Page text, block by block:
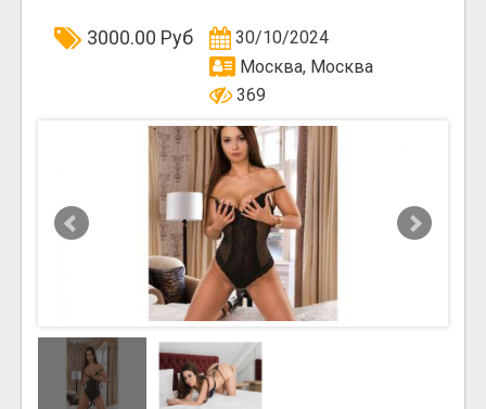
3000.00 Руб
30/10/2024
Москва, Москва
369